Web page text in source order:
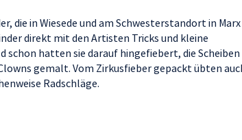
die in Wiesede und am Schwesterstandort in Marx
direkt mit den Artisten Tricks und kleine
schon hatten sie darauf hingefiebert, die
gemalt. Vom Zirkusfieber gepackt übten
Radschläge.